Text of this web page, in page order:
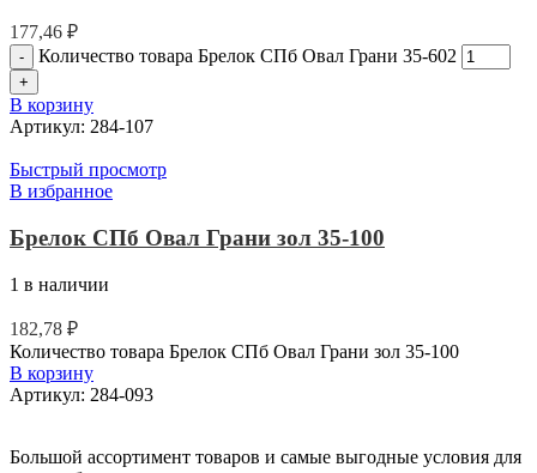
177,46 ₽
Количество товара Брелок СПб Овал Грани 35-602
В корзину
Артикул: 284-107
Быстрый просмотр
В избранное
Брелок СПб Овал Грани зол 35-100
1 в наличии
182,78 ₽
Количество товара Брелок СПб Овал Грани зол 35-100
В корзину
Артикул: 284-093
Большой ассортимент товаров и самые выгодные условия для